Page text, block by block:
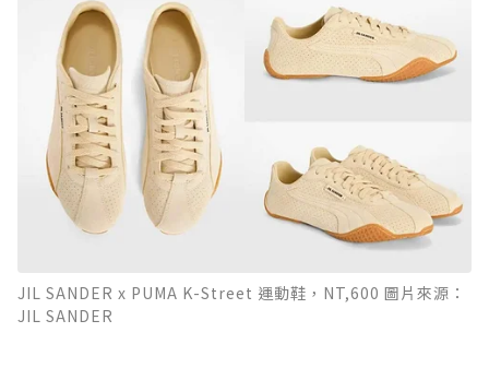
JIL SANDER x PUMA K-Street 運動鞋，NT,600 圖片來源：
JIL SANDER